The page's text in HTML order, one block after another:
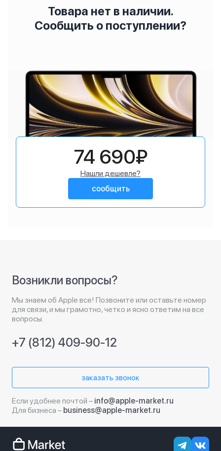
Товара нет в наличии.
Сообщить о поступлении?
74 690₽
Нашли дешевле?
сообщить
Возникли вопросы?
Мы знаем об Apple все! Позвоните или оставьте номер
для связи, и мы грамотно, четко и ясно ответим на все
вопросы.
+7 (812) 409-90-12
заказать звонок
Если удобнее почтой – info@apple-market.ru
Для бизнеса – business@apple-market.ru